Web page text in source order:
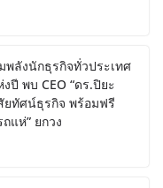
พลังนักธุรกิจทั่วประเทศ
ปี พบ CEO “ดร.ปิยะ
ยทัศน์ธุรกิจ พร้อมฟรี
แห่” ยกวง